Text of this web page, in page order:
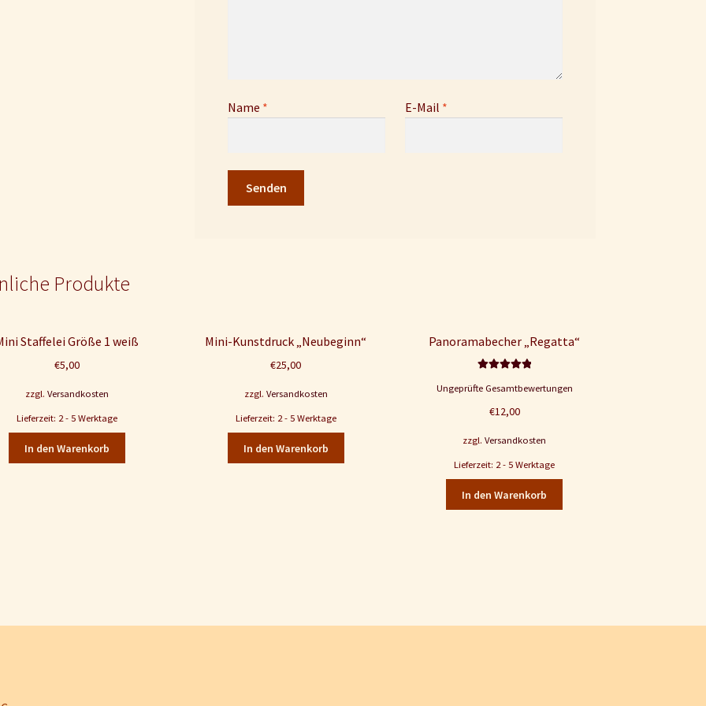
Name * E-Mail *
Produkte
Staffelei Größe 1 weiß
€5,00
zzgl.Versandkosten
Lieferzeit: 2 - 5 Werktage
In den Warenkorb
Mini-Kunstdruck „Neubeginn“
€25,00
zzgl. Versandkosten
Lieferzeit: 2 - 5 Werktage
In den Warenkorb
Panoramabecher „Regatta“
5.00von 5
Ungeprüfte Gesamtbewertungen
€12,00
zzgl.Versandkosten
Lieferzeit: 2 - 5 Werktage
In den Warenkorb